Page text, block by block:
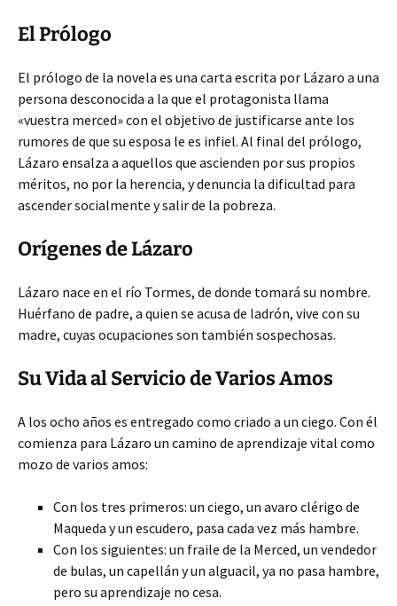
El Prólogo
El prólogo de la novela es una carta escrita por Lázaro a una
persona desconocida a la que el protagonista llama
«vuestra merced» con el objetivo de justificarse ante los
rumores de que su esposa le es infiel. Al final del prólogo,
Lázaro ensalza a aquellos que ascienden por sus propios
méritos, no por la herencia, y denuncia la dificultad para
ascender socialmente y salir de la pobreza.
Orígenes de Lázaro
Lázaro nace en el río Tormes, de donde tomará su nombre.
Huérfano de padre, a quien se acusa de ladrón, vive con su
madre, cuyas ocupaciones son también sospechosas.
Su Vida al Servicio de Varios Amos
A los ocho años es entregado como criado a un ciego. Con él
comienza para Lázaro un camino de aprendizaje vital como
mozo de varios amos:
Con los tres primeros: un ciego, un avaro clérigo de
Maqueda y un escudero, pasa cada vez más hambre.
Con los siguientes: un fraile de la Merced, un vendedor
de bulas, un capellán y un alguacil, ya no pasa hambre,
pero su aprendizaje no cesa.